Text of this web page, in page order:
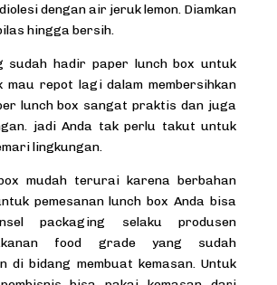
dengan air jeruk lemon. Diamkan
hingga bersih.
sudah hadir paper lunch box untuk
mau repot lagi dalam membersihkan
lunch box sangat praktis dan juga
jadi Anda tak perlu takut untuk
lingkungan.
mudah terurai karena berbahan
pemesanan lunch box Anda bisa
packaging selaku produsen
food grade yang sudah
di bidang membuat kemasan. Untuk